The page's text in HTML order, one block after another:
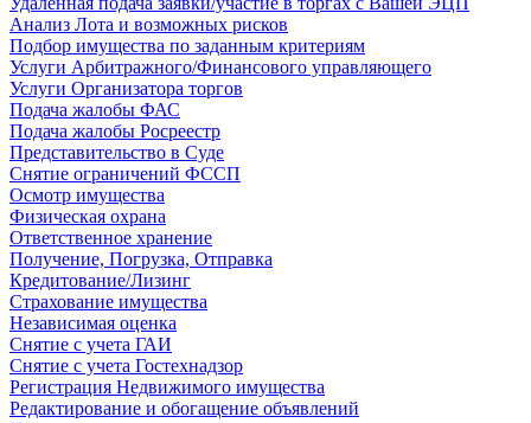
Анализ Лота и возможных рисков
Подбор имущества по заданным критериям
Услуги Арбитражного/Финансового управляющего
Услуги Организатора торгов
Подача жалобы ФАС
Подача жалобы Росреестр
Представительство в Суде
Снятие ограничений ФССП
Осмотр имущества
Физическая охрана
Ответственное хранение
Получение, Погрузка, Отправка
Кредитование/Лизинг
Страхование имущества
Независимая оценка
Снятие с учета ГАИ
Снятие с учета Гостехнадзор
Регистрация Недвижимого имущества
Редактирование и обогащение объявлений